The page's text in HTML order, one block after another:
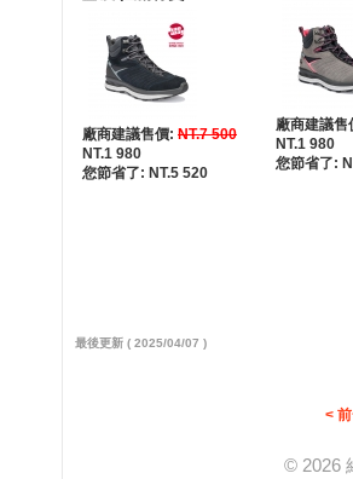
廠商建議售價: NT.7 500
NT.1 980
您節省了: NT.5 520
廠商建議
NT.1 980
您節省了:
最後更新 ( 2025/04/07 )
<
© 2026